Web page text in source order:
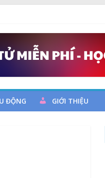
7/1929 – 28/7/2026)
ĐỘNG GIỚI THIỆU